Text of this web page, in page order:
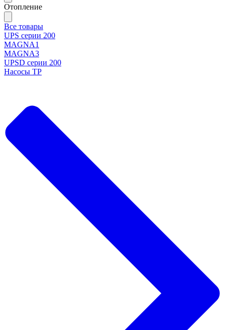
Отопление
Все товары
UPS серии 200
MAGNA1
MAGNA3
UPSD серии 200
Насосы TP